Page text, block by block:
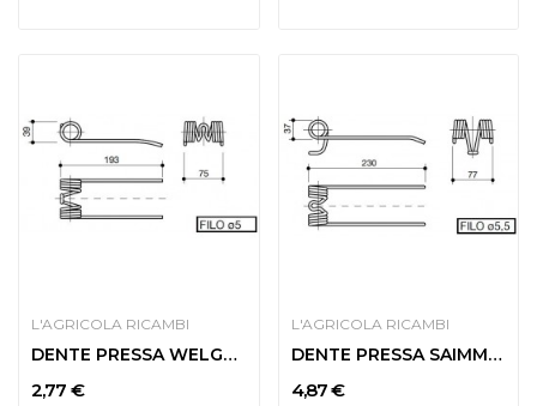
L'AGRICOLA RICAMBI
DENTE PRESSA WELGER FILO mm 5
2,77 €
L'AGRICOLA RICAMBI
DENTE PRESSA SAIMM AGRIFULL
4,87 €